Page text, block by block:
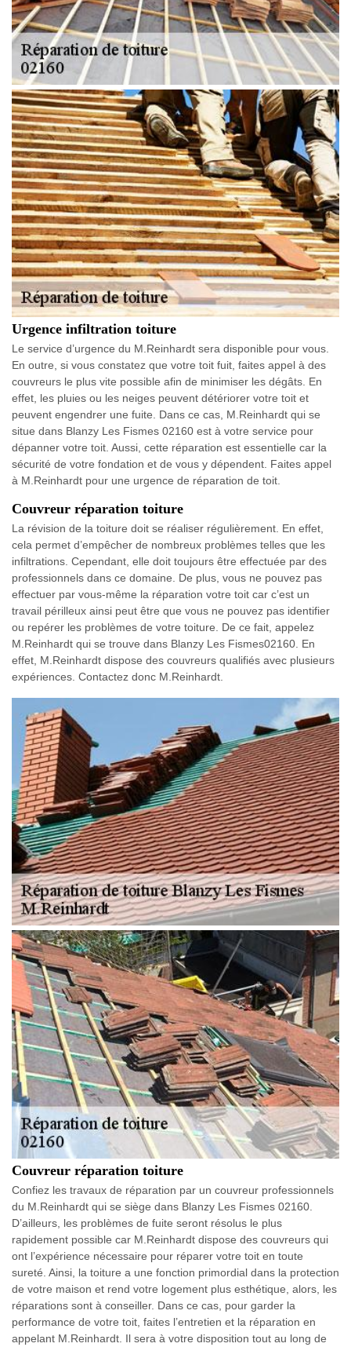
Urgence infiltration toiture
Le service d’urgence du M.Reinhardt sera disponible pour vous.
En outre, si vous constatez que votre toit fuit, faites appel à des
couvreurs le plus vite possible afin de minimiser les dégâts. En
effet, les pluies ou les neiges peuvent détériorer votre toit et
peuvent engendrer une fuite. Dans ce cas, M.Reinhardt qui se
situe dans Blanzy Les Fismes 02160 est à votre service pour
dépanner votre toit. Aussi, cette réparation est essentielle car la
sécurité de votre fondation et de vous y dépendent. Faites appel
à M.Reinhardt pour une urgence de réparation de toit.
Couvreur réparation toiture
La révision de la toiture doit se réaliser régulièrement. En effet,
cela permet d’empêcher de nombreux problèmes telles que les
infiltrations. Cependant, elle doit toujours être effectuée par des
professionnels dans ce domaine. De plus, vous ne pouvez pas
effectuer par vous-même la réparation votre toit car c’est un
travail périlleux ainsi peut être que vous ne pouvez pas identifier
ou repérer les problèmes de votre toiture. De ce fait, appelez
M.Reinhardt qui se trouve dans Blanzy Les Fismes02160. En
effet, M.Reinhardt dispose des couvreurs qualifiés avec plusieurs
expériences. Contactez donc M.Reinhardt.
Couvreur réparation toiture
Confiez les travaux de réparation par un couvreur professionnels
du M.Reinhardt qui se siège dans Blanzy Les Fismes 02160.
D’ailleurs, les problèmes de fuite seront résolus le plus
rapidement possible car M.Reinhardt dispose des couvreurs qui
ont l’expérience nécessaire pour réparer votre toit en toute
sureté. Ainsi, la toiture a une fonction primordial dans la protection
de votre maison et rend votre logement plus esthétique, alors, les
réparations sont à conseiller. Dans ce cas, pour garder la
performance de votre toit, faites l’entretien et la réparation en
appelant M.Reinhardt. Il sera à votre disposition tout au long de